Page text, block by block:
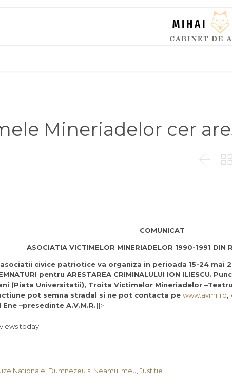
Mineriadelor cer
 
COMUNICAT
ASOCIATIA VICTIMELOR MINERIADELOR 1990-1991 DIN
civice patriotice va organiza in perioada 15-24 mai
pentru ARESTAREA CRIMINALULUI ION ILIESCU.
(Piata Universitatii), Troita Victimelor Mineriadelor
pot semna stradal si ne pot contacta pe www.avmr.ro,
Ene –presedinte A.V.M.R.]]>
views today
Nationale Dumnezeu si Neamul meu Justitie